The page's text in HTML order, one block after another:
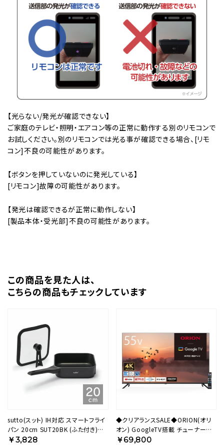
【光らない/発光が確認できない】
ご家庭のテレビ・照明・エアコン等の正常に動作する別のリモコンで
お試しください。別のリモコンでは光る事が確認できる場合、[リモ
コン]不良の可能性があります。
【ボタンを押していないのに発光している】
[リモコン]故障の可能性があります。
【発光は確認できるが正常に動作しない】
[製品本体・受光部]不良の可能性があります。
この商品を⾒た⼈は、
こちらの商品もチェックしています
sutto(スット) IH対応 スマートフライ
パン 20cm SUT20BK (ふた付き)
【HO】
￥3,828
◆クリアランスSALE◆ORION(オリ
オン) GoogleTV搭載 チューナー内
蔵（地上・BS・CS対応） スマートテレ
￥69,800